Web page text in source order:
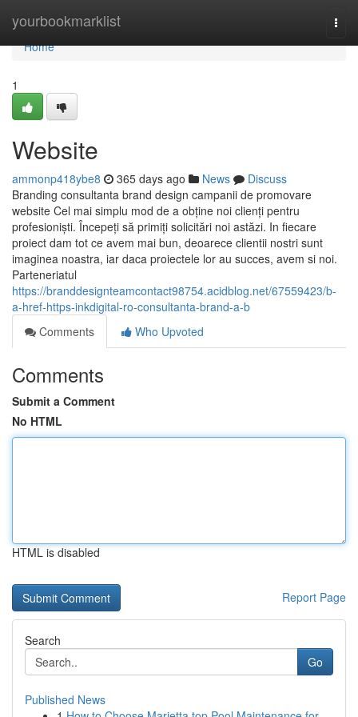
yourbookmarklist
Home
Home
1
Website
ammonp418ybe8 365 days ago News
Discuss
Branding consultanta brand design campanii de promovare
website Cel mai simplu mod de a obține noi clienți pentru
profesioniști. Începeți să primiți solicitări noi astăzi. In fiecare
proiect dam tot ce avem mai bun, deoarece clientii nostri sunt
imaginea noastra, iar daca proiectele lor au succes, avem si noi.
Parteneriatul
https://branddesignteamcontact98754.acidblog.net/67559423/b-
a-href-https-inkdigital-ro-consultanta-brand-a-b
Comments
Who Upvoted
Comments
Submit a Comment
No HTML
HTML is disabled
Report Page
Search
Go
Published News